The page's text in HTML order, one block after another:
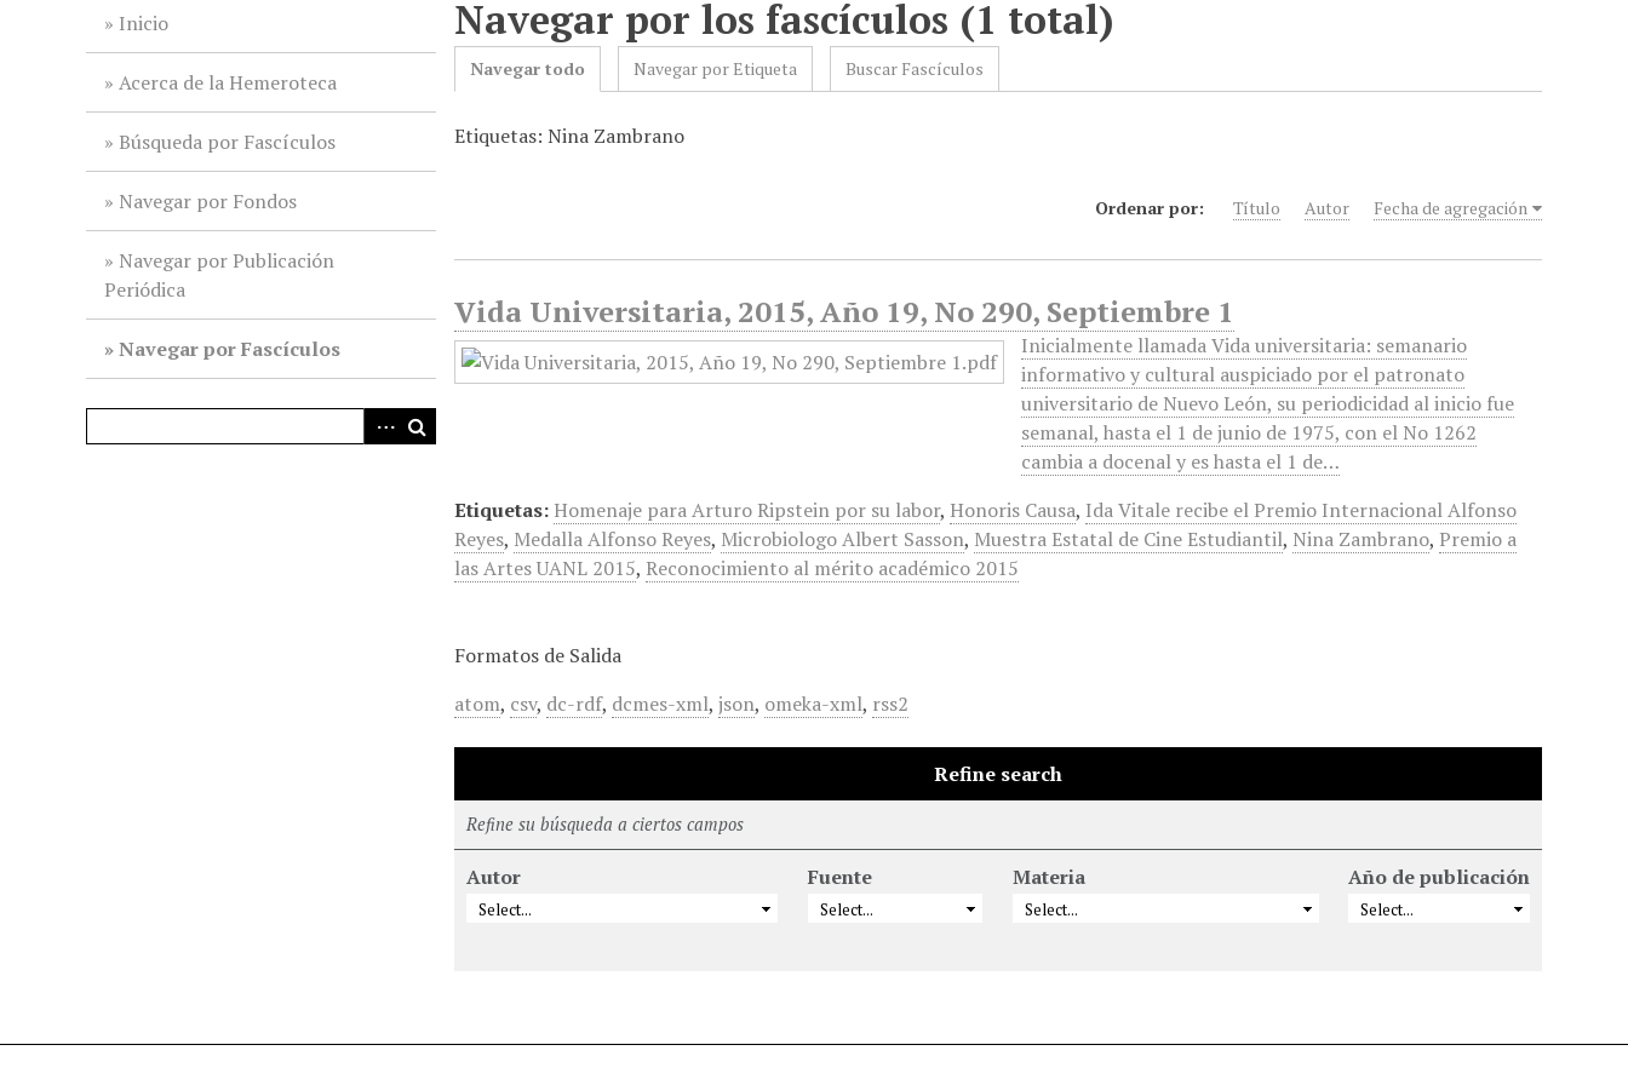
Inicio
Acerca de la Hemeroteca
Búsqueda por Fascículos
Navegar por Fondos
Navegar por Publicación
Periódica
Navegar por Fascículos
Navegar por los fascículos (1 total)
Navegar todo Navegar por Etiqueta Buscar Fascículos
Etiquetas: Nina Zambrano
Ordenar por: Título Autor Fecha de agregación
Vida Universitaria, 2015, Año 19, No 290, Septiembre 1
Inicialmente llamada Vida universitaria: semanario
informativo y cultural auspiciado por el patronato
universitario de Nuevo León, su periodicidad al inicio fue
semanal, hasta el 1 de junio de 1975, con el No 1262
cambia a docenal y es hasta el 1 de…
Etiquetas: Homenaje para Arturo Ripstein por su labor, Honoris Causa, Ida Vitale recibe el Premio Internacional Alfonso
Reyes, Medalla Alfonso Reyes, Microbiologo Albert Sasson, Muestra Estatal de Cine Estudiantil, Nina Zambrano, Premio a
las Artes UANL 2015, Reconocimiento al mérito académico 2015
Formatos de Salida
atom, csv, dc-rdf, dcmes-xml,json, omeka-xml, rss2
Refine search
Refine su búsqueda a ciertos campos
Autor Fuente Materia Año de publicación